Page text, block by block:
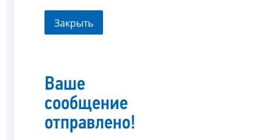
Закрыть
Ваше
сообщение
отправлено!